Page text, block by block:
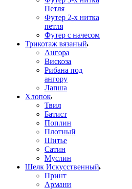
Петля
Футер 2-х нитка
петля
Футер с начесом
Трикотаж вязаный
Ангора
Вискоза
Рибана под
ангору
Лапша
Хлопок
Твил
Батист
Поплин
Плотный
Шитье
Сатин
Муслин
Шелк Искусственный
Принт
Армани